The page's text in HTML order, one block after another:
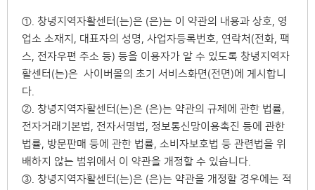
①. 창녕지역자활센터(는)은 (은)는 이 약관의 내용과 상호, 영
업소 소재지, 대표자의 성명, 사업자등록번호, 연락처(전화, 팩
스, 전자우편 주소 등) 등을 이용자가 알 수 있도록 창녕지역자
활센터(는)은 사이버몰의 초기 서비스화면(전면)에 게시합니
다.
②. 창녕지역자활센터(는)은 (은)는 약관의 규제에 관한 법률,
전자거래기본법, 전자서명법, 정보통신망이용촉진 등에 관한
법률, 방문판매 등에 관한 법률, 소비자보호법 등 관련법을 위
배하지 않는 범위에서 이 약관을 개정할 수 있습니다.
③. 창녕지역자활센터(는)은 (은)는 약관을 개정할 경우에는 적